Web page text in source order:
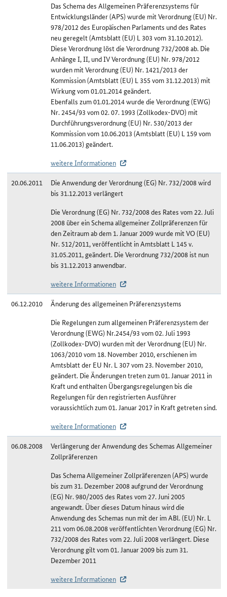
Das Schema des Allgemeinen Präferenzsystems für
Entwicklungsländer (APS) wurde mit Verordnung (EU) Nr.
978/2012 des Europäischen Parlaments und des Rates
neu geregelt (Amtsblatt (EU) L 303 vom 31.10.2012).
Diese Verordnung löst die Verordnung 732/2008 ab. Die
Anhänge I, II, und IV Verordnung (EU) Nr. 978/2012
wurden mit Verordnung (EU) Nr. 1421/2013 der
Kommission (Amtsblatt (EU) L 355 vom 31.12.2013) mit
Wirkung vom 01.01.2014 geändert.
Ebenfalls zum 01.01.2014 wurde die Verordnung (EWG)
Nr. 2454/93 vom 02. 07. 1993 (Zollkodex-DVO) mit
Durchführungsverordnung (EU) Nr. 530/2013 der
Kommission vom 10.06.2013 (Amtsblatt (EU) L 159 vom
11.06.2013) geändert.
weitere Informationen
20.06.2011
Die Anwendung der Verordnung (EG) Nr. 732/2008 wird
bis 31.12.2013 verlängert
Die Verordnung (EG) Nr. 732/2008 des Rates vom 22. Juli
2008 über ein Schema allgemeiner Zollpräferenzen für
den Zeitraum ab dem 1. Januar 2009 wurde mit VO (EU)
Nr. 512/2011, veröffentlicht in Amtsblatt L 145 v.
31.05.2011, geändert. Die Verordnung 732/2008 ist nun
bis 31.12.2013 anwendbar.
weitere Informationen
06.12.2010
Änderung des allgemeinen Präferenzsystems
Die Regelungen zum allgemeinen Präferenzsystem der
Verordnung (EWG) Nr.2454/93 vom 02. Juli 1993
(Zollkodex-DVO) wurden mit der Verordnung (EU) Nr.
1063/2010 vom 18. November 2010, erschienen im
Amtsblatt der EU Nr. L 307 vom 23. November 2010,
geändert. Die Änderungen treten zum 01. Januar 2011 in
Kraft und enthalten Übergangsregelungen bis die
Regelungen für den registrierten Ausführer
voraussichtlich zum 01. Januar 2017 in Kraft getreten sind.
weitere Informationen
06.08.2008
Verlängerung der Anwendung des Schemas Allgemeiner
Zollpräferenzen
Das Schema Allgemeiner Zollpräferenzen (APS) wurde
bis zum 31. Dezember 2008 aufgrund der Verordnung
(EG) Nr. 980/2005 des Rates vom 27. Juni 2005
angewandt. Über dieses Datum hinaus wird die
Anwendung des Schemas nun mit der im ABl. (EU) Nr. L
211 vom 06.08.2008 veröffentlichten Verordnung (EG) Nr.
732/2008 des Rates vom 22. Juli 2008 verlängert. Diese
Verordnung gilt vom 01. Januar 2009 bis zum 31.
Dezember 2011
weitere Informationen